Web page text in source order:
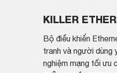
KILLER
Bộ điều khiển
tranh và người dùng
nghiệm mạng tối ưu